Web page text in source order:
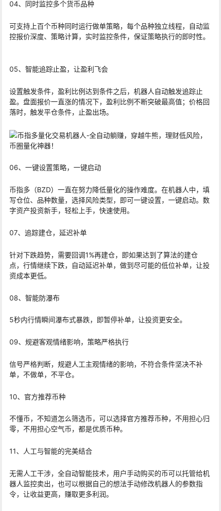
04、同时监控多个货币品种
可支持上百个币种同时运行做单策略，每个品种独立线程，自动监
控报价深度、策略计算，实时监控条件，保证策略执行的即时性。
05、智能追踪止盈，让盈利飞会
设置触发条件，盈利比例达到条件之后，机器人自动触发追踪止
盈。盘面报价一直涨的情况下，盈利比例不断突破最高值；价格回
落时，触发平仓条件，止盈出场。
06、一键设置策略，一键启动
币指多（BZD）一直在努力降低量化的操作难度。在机器人中，填
写仓位、品种数量，选择风险类型，即可一键设置，一键启动。数
字资产投资新手，轻松上手，快速使用。
07、追踪建仓，延迟补单
针对下跌趋势，需要回调1%再建仓，即如果达到了算法的建仓
点，行情继续下跌，自动延迟补单，做到尽可能的低位补单，让投
资成本更低。
08、智能防瀑布
5秒内行情瞬间瀑布式暴跌，即暂停补单，让投资更安全。
09、规避客观情绪影响，策略严格执行
信号严格判断，规避人工主观情绪的影响，不符合条件坚决不补
单，不做单，不平仓。
10、官方推荐币种
不懂币，不知道怎么筛选币，可以选择官方推荐币种，不用担心归
零，不用担心空气币，都是优质币种。
11、人工与智能的完美结合
无需人工干涉，全自动智能技术，用户手动购买的币可以托管给机
器人监控卖出，也可以根据自己的想法手动修改机器人的参数指
令，让收益更高，赚取更多利润。